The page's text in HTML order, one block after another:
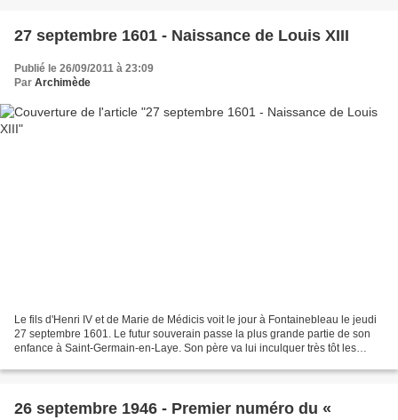
27 septembre 1601 - Naissance de Louis XIII
Publié le 26/09/2011 à 23:09
Par Archimède
Le fils d'Henri IV et de Marie de Médicis voit le jour à Fontainebleau le jeudi
27 septembre 1601. Le futur souverain passe la plus grande partie de son
enfance à Saint-Germain-en-Laye. Son père va lui inculquer très tôt les
26 septembre 1946 - Premier numéro du «